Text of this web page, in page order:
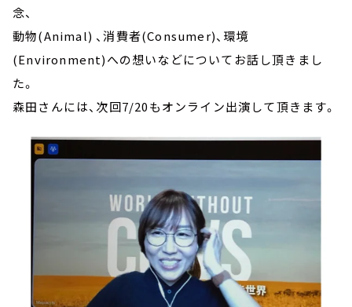
念、
動物(Animal) 、消費者(Consumer)、環境
(Environment)への想いなどについてお話し頂きまし
た。
森田さんには、次回7/20もオンライン出演して頂きます。